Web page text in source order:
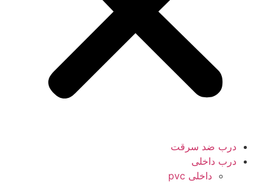
درب ضد سرقت
درب داخلی
داخلی pvc